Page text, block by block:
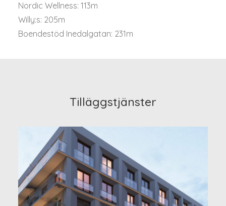
Nordic Wellness: 113m
Willy:s: 205m
Boendestöd Inedalgatan: 231m
Tilläggstjänster